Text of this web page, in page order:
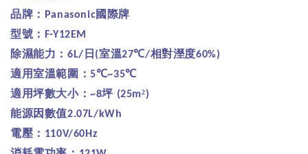
品牌：
Panasonic國際牌
型號：
F-Y12EM
除濕能力： 6L/ 日 (室溫27℃/相對溼度60%)
適用室溫範圍：5℃~35℃
適用坪數大小：~8坪 (25m²)
能源因數值2.07L/kWh
電壓： 110V/60Hz